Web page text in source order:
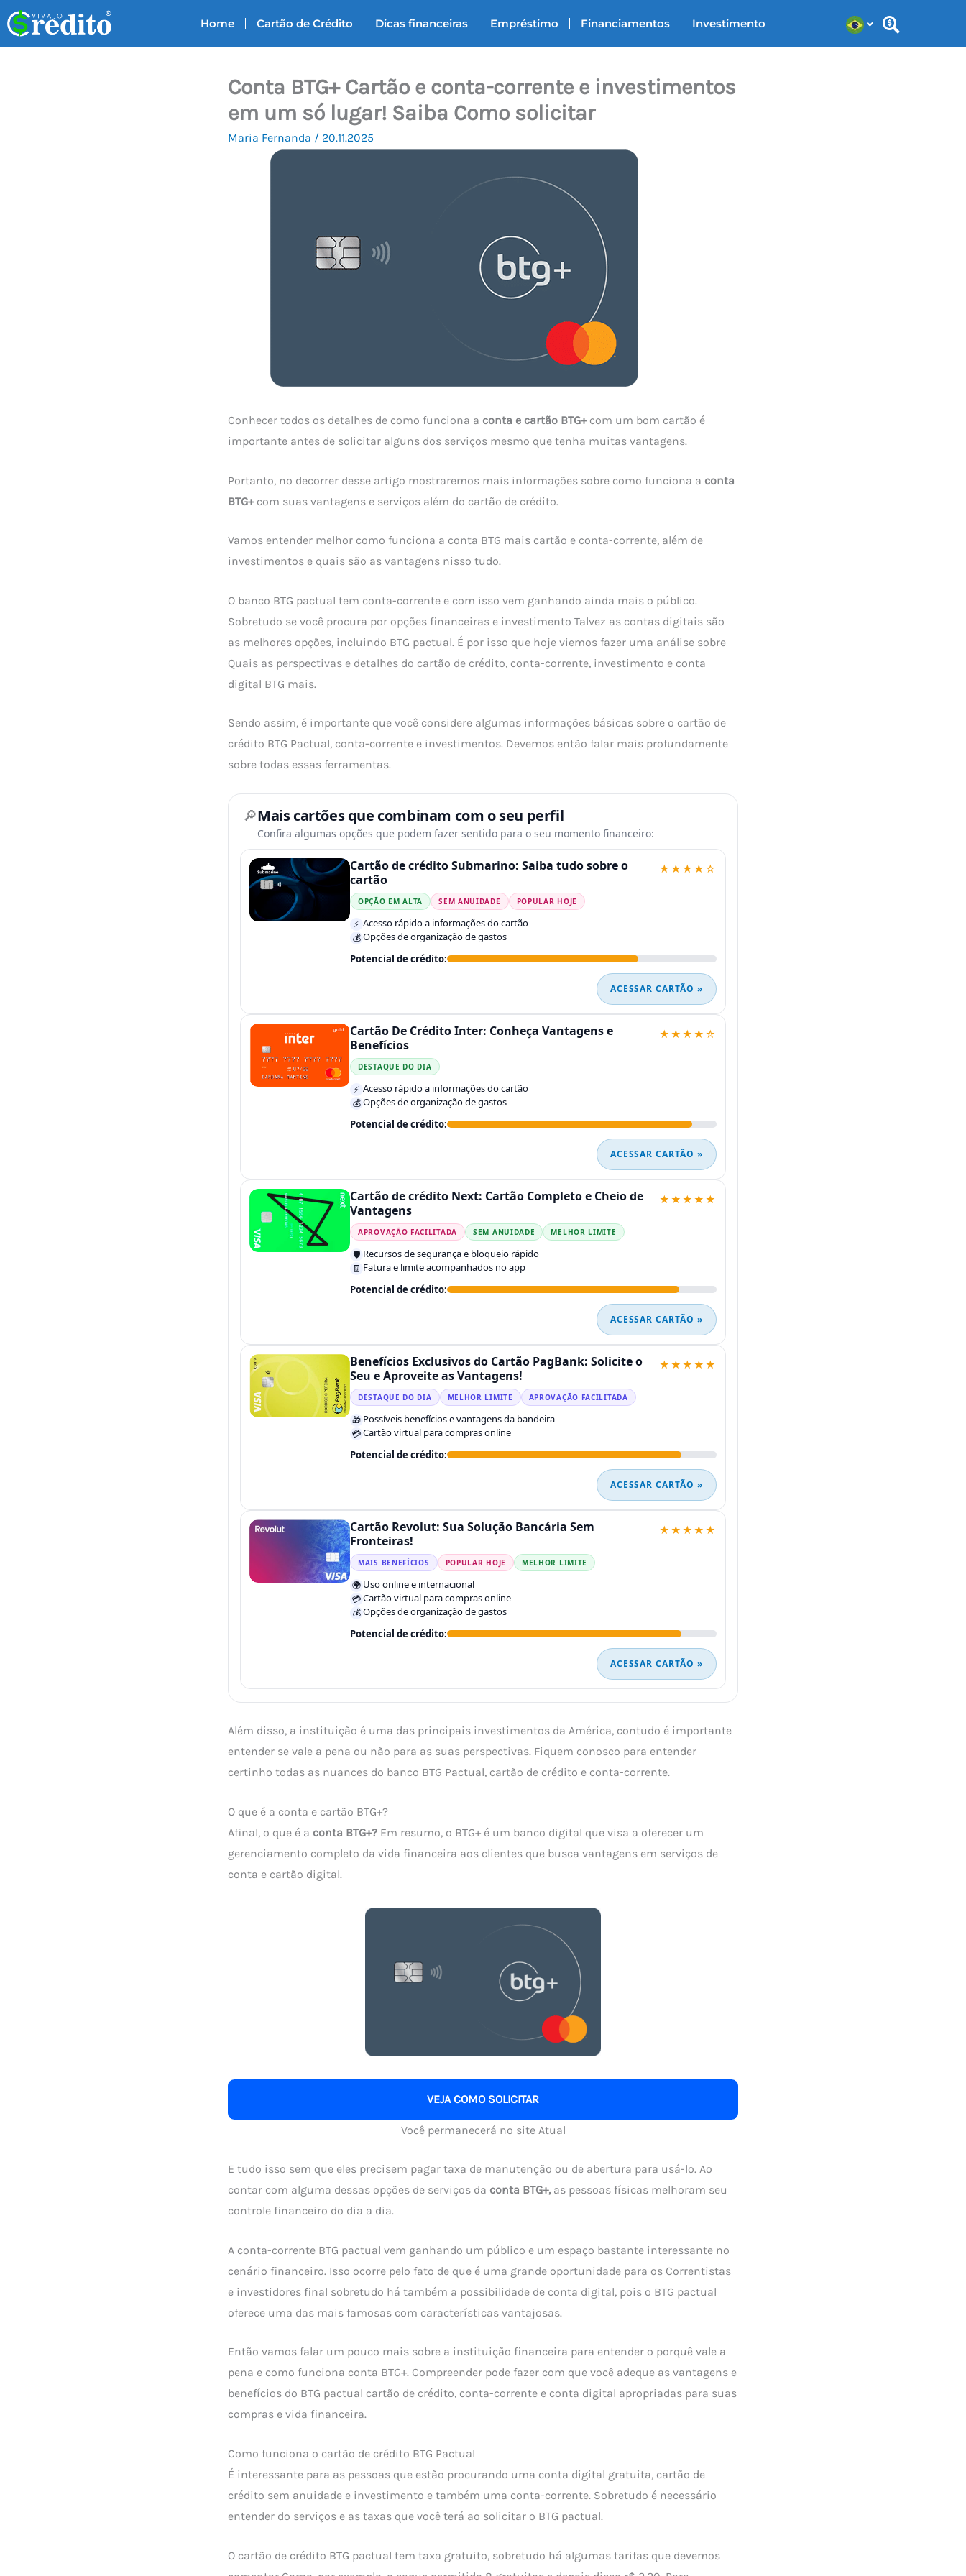
para
o
Home Cartão de Crédito Dicas financeiras Empréstimo Financiamentos Investimento
Conta BTG+ Cartão e conta-corrente e investimentos
em um só lugar! Saiba Como solicitar
Maria Fernanda / 20.11.2025
Conhecer todos os detalhes de como funciona a conta e cartão BTG+com um bom cartão é
importante antes de solicitar alguns dos serviços mesmo que tenha muitas vantagens.
Portanto, no decorrer desse artigo mostraremos mais informações sobre como funciona a conta
BTG+com suas vantagens e serviços além do cartão de crédito.
Vamos entender melhor como funciona a conta BTG mais cartão e conta-corrente, além de
investimentos e quais são as vantagens nisso tudo.
O banco BTG pactual tem conta-corrente e com isso vem ganhando ainda mais o público.
Sobretudo se você procura por opções financeiras e investimento Talvez as contas digitais são
as melhores opções, incluindo BTG pactual. É por isso que hoje viemos fazer uma análise sobre
Quais as perspectivas e detalhes do cartão de crédito, conta-corrente, investimento e conta
digital BTG mais.
Sendo assim, é importante que você considere algumas informações básicas sobre o cartão de
crédito BTG Pactual, conta-corrente e investimentos. Devemos então falar mais profundamente
sobre todas essas ferramentas.
🔎Mais cartões que combinam com o seu perfil
Confira algumas opções que podem fazer sentido para o seu momento financeiro:
Cartão de crédito Submarino: Saiba tudo sobre o
cartão
★★★★☆
OPÇÃO EM ALTA SEM ANUIDADE POPULAR HOJE
⚡ Acesso rápido a informações do cartão
💰 Opções de organização de gastos
Potencial de crédito:
ACESSAR CARTÃO »
Cartão De Crédito Inter: Conheça Vantagens e
Benefícios
★★★★☆
DESTAQUE DO DIA
⚡ Acesso rápido a informações do cartão
💰 Opções de organização de gastos
Potencial de crédito:
ACESSAR CARTÃO »
Cartão de crédito Next: Cartão Completo e Cheio de
Vantagens
★★★★★
APROVAÇÃO FACILITADA SEM ANUIDADE MELHOR LIMITE
🛡️ Recursos de segurança e bloqueio rápido
🧾 Fatura e limite acompanhados no app
Potencial de crédito:
ACESSAR CARTÃO »
Benefícios Exclusivos do Cartão PagBank: Solicite o
Seu e Aproveite as Vantagens!
★★★★★
DESTAQUE DO DIA MELHOR LIMITE APROVAÇÃO FACILITADA
🎁 Possíveis benefícios e vantagens da bandeira
💳Cartão virtual para compras online
Potencial de crédito:
ACESSAR CARTÃO »
Cartão Revolut: Sua Solução Bancária Sem
Fronteiras!
★★★★★
MAIS BENEFÍCIOS POPULAR HOJE MELHOR LIMITE
🌍 Uso online e internacional
💳Cartão virtual para compras online
💰 Opções de organização de gastos
Potencial de crédito:
ACESSAR CARTÃO »
Além disso, a instituição é uma das principais investimentos da América, contudo é importante
entender se vale a pena ou não para as suas perspectivas. Fiquem conosco para entender
certinho todas as nuances do banco BTG Pactual, cartão de crédito e conta-corrente.
O que é a conta e cartão BTG+?
Afinal, o que é a conta BTG+? Em resumo, o BTG+ é um banco digital que visa a oferecer um
gerenciamento completo da vida financeira aos clientes que busca vantagens em serviços de
conta e cartão digital.
VEJA COMO SOLICITAR
Você permanecerá no site Atual
E tudo isso sem que eles precisem pagar taxa de manutenção ou de abertura para usá-lo. Ao
contar com alguma dessas opções de serviços da conta BTG+, as pessoas físicas melhoram seu
controle financeiro do dia a dia.
A conta-corrente BTG pactual vem ganhando um público e um espaço bastante interessante no
cenário financeiro. Isso ocorre pelo fato de que é uma grande oportunidade para os Correntistas
e investidores final sobretudo há também a possibilidade de conta digital, pois o BTG pactual
oferece uma das mais famosas com características vantajosas.
Então vamos falar um pouco mais sobre a instituição financeira para entender o porquê vale a
pena e como funciona conta BTG+. Compreender pode fazer com que você adeque as vantagens e
benefícios do BTG pactual cartão de crédito, conta-corrente e conta digital apropriadas para suas
compras e vida financeira.
Como funciona o cartão de crédito BTG Pactual
É interessante para as pessoas que estão procurando uma conta digital gratuita, cartão de
crédito sem anuidade e investimento e também uma conta-corrente. Sobretudo é necessário
entender do serviços e as taxas que você terá ao solicitar o BTG pactual.
O cartão de crédito BTG pactual tem taxa gratuito, sobretudo há algumas tarifas que devemos